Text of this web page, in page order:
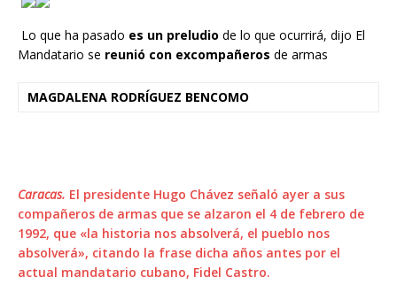
Lo que ha pasado es un preludio de lo que ocurrirá, dijo El
Mandatario se reunió con excompañeros de armas
MAGDALENA RODRÍGUEZ BENCOMO
Caracas. El presidente Hugo Chávez señaló ayer a sus
compañeros de armas que se alzaron el 4 de febrero de
1992, que «la historia nos absolverá, el pueblo nos
absolverá», citando la frase dicha años antes por el
actual mandatario cubano, Fidel Castro.